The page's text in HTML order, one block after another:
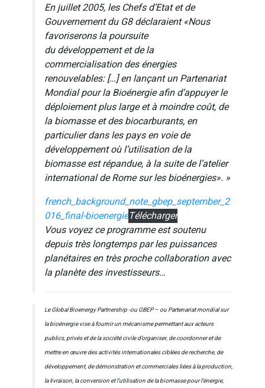
En juillet 2005, les Chefs d’Etat et de
Gouvernement du G8 déclaraient «Nous
favoriserons la poursuite
du développement et de la
commercialisation des énergies
renouvelables: […] en lançant un Partenariat
Mondial pour la Bioénergie afin d’appuyer le
déploiement plus large et à moindre coût, de
la biomasse et des biocarburants, en
particulier dans les pays en voie de
développement où l’utilisation de la
biomasse est répandue, à la suite de l’atelier
international de Rome sur les bioénergies». »
french_background_note_gbep_september_2
016_final-bioenergieTélécharger
Vous voyez ce programme est soutenu
depuis très longtemps par les puissances
planétaires en très proche collaboration avec
la planète des investisseurs…
Le Global Bioenergy Partnership -ou GBEP – ou Partenariat mondial sur
la bioénergie vise à fournir un mécanisme permettant aux acteurs
publics, privés et de la société civile d’organiser, de coordonner et de
mettre en œuvre des activités internationales ciblées de recherche, de
développement, de démonstration et commerciales liées à la production,
la livraison, la conversion et l’utilisation de la biomasse pour l’énergie,